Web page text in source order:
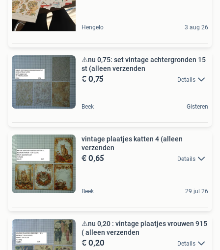
Hengelo 3 aug 26
⚠️nu 0,75: set vintage achtergronden 15
st (alleen verzenden
€ 0,75 Details
Beek Gisteren
vintage plaatjes katten 4 (alleen
verzenden
€ 0,65 Details
Beek 29 jul 26
⚠️nu 0,20 : vintage plaatjes vrouwen 915
( alleen verzenden
€ 0,20 Details